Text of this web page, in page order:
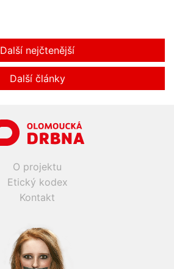
Další nejčtenější
Další články
O projektu
Etický kodex
Kontakt